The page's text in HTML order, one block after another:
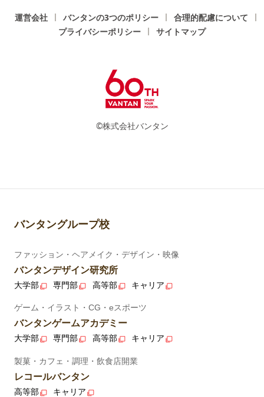
運営会社 バンタンの3つのポリシー
合理的配慮について
プライバシーポリシー
サイトマップ
©株式会社バンタン
バンタングループ校
ファッション・ヘアメイク・デザイン・映像
バンタンデザイン研究所
大学部 専門部 高等部 キャリア
ゲーム・イラスト・CG・eスポーツ
バンタンゲームアカデミー
大学部 専門部 高等部 キャリア
製菓・カフェ・調理・飲食店開業
レコールバンタン
高等部 キャリア